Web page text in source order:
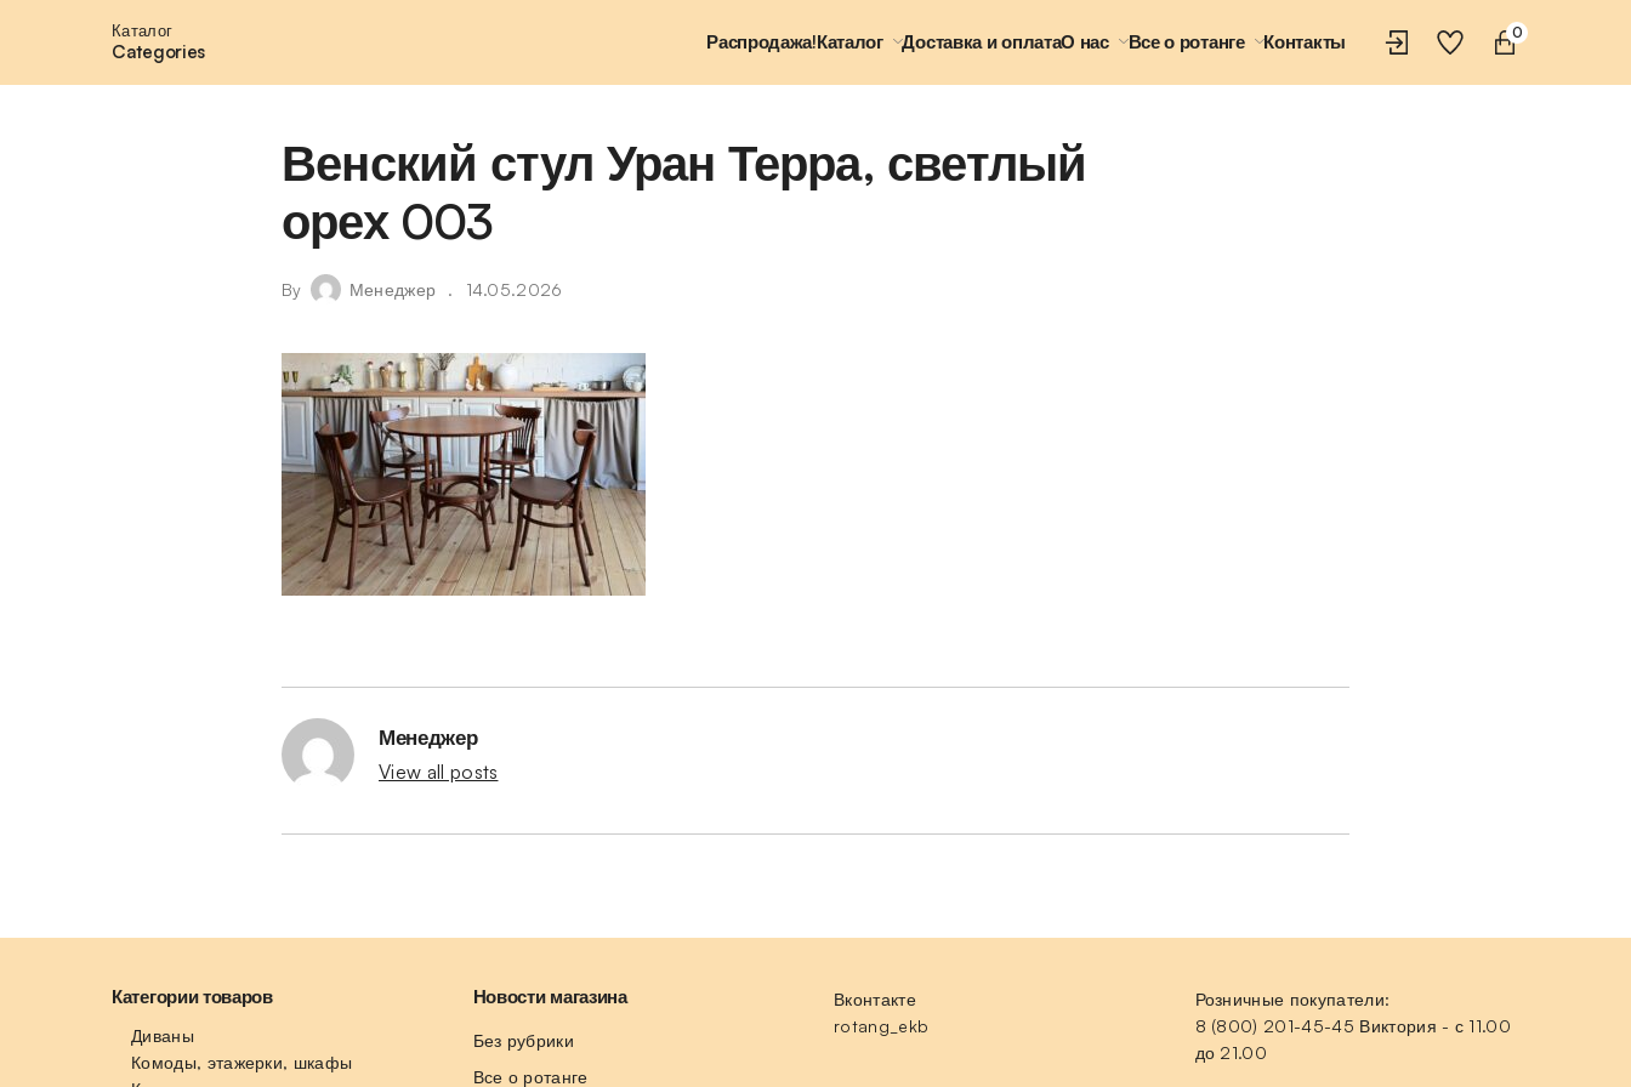
Каталог
Categories Распродажа!Каталог Доставка и оплатаО нас Все о ротанге Контакты 0
Венский стул Уран Терра, светлый
орех 003
By Менеджер 14.05.2026
Менеджер
View all posts
Категории товаров
Диваны
Комоды, этажерки, шкафы
Новости магазина
Без рубрики
Все о ротанге
Вконтакте
rotang_ekb
Розничные покупатели:
8 (800) 201-45-45 Виктория - с 11.00
до 21.00